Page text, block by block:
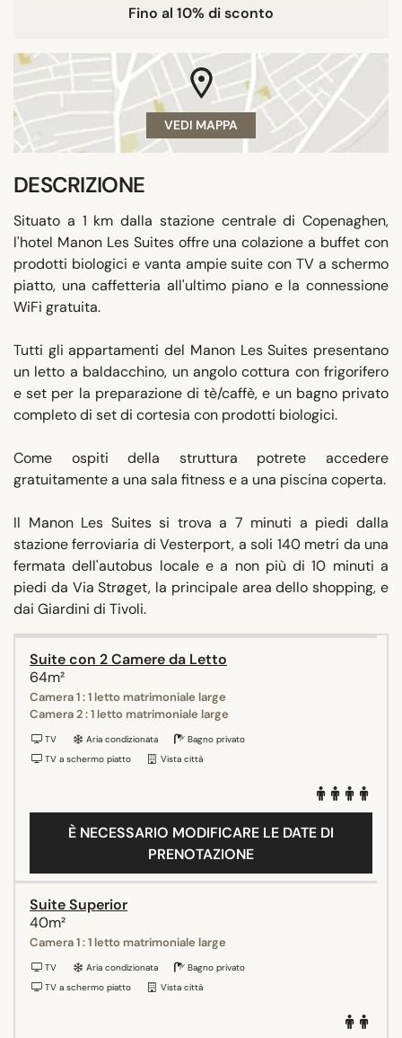
Fino al 10% di sconto
VEDI MAPPA
DESCRIZIONE
Situato a 1 km dalla stazione centrale di Copenaghen,
l'hotel Manon Les Suites offre una colazione a buffet con
prodotti biologici e vanta ampie suite con TV a schermo
piatto, una caffetteria all'ultimo piano e la connessione
WiFi gratuita.
Tutti gli appartamenti del Manon Les Suites presentano
un letto a baldacchino, un angolo cottura con frigorifero
e set per la preparazione di tè/caffè, e un bagno privato
completo di set di cortesia con prodotti biologici.
Come ospiti della struttura potrete accedere
gratuitamente a una sala fitness e a una piscina coperta.
Il Manon Les Suites si trova a 7 minuti a piedi dalla
stazione ferroviaria di Vesterport, a soli 140 metri da una
fermata dell'autobus locale e a non più di 10 minuti a
piedi da Via Strøget, la principale area dello shopping, e
dai Giardini di Tivoli.
Suite con 2 Camere da Letto
64m²
Camera 1 : 1 letto matrimoniale large
Camera 2 : 1 letto matrimoniale large
TV Aria condizionata
Bagno privato
TV a schermo piatto
Vista città
È NECESSARIO MODIFICARE LE DATE DI
PRENOTAZIONE
Suite Superior
40m²
Camera 1 : 1 letto matrimoniale large
TV Aria condizionata
Bagno privato
TV a schermo piatto
Vista città